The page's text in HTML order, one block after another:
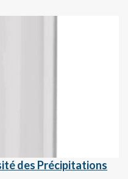
des Précipitations